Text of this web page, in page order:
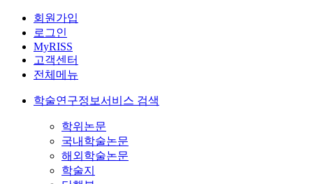
회원가입
로그인
MyRISS
고객센터
전체메뉴
학술연구정보서비스 검색
학위논문
국내학술논문
해외학술논문
학술지